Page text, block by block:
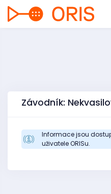
Závodník:
Informace jsou
uživatele ORISu.